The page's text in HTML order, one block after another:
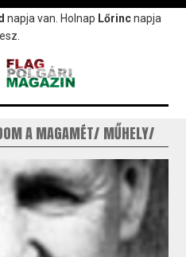
napja van. Holnap Lőrincnapja
lesz.
A MAGAMÉT MŰHELY